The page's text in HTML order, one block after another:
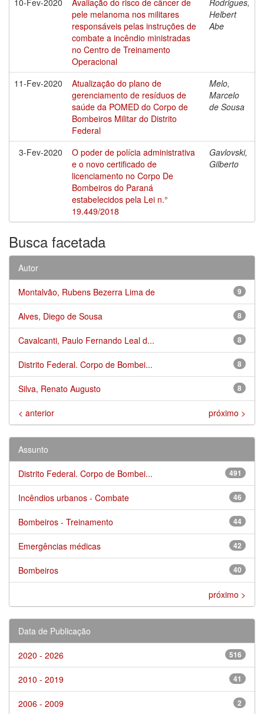
pele melanoma nos militares
responsáveis pelas instruções de
combate a incêndio ministradas
no Centro de Treinamento
Operacional
Helbert
Abe
11-Fev-2020
Atualização do plano de
gerenciamento de resíduos de
saúde da POMED do Corpo de
Bombeiros Militar do Distrito
Federal
Melo,
Marcelo
de Sousa
3-Fev-2020
O poder de polícia administrativa
e o novo certificado de
licenciamento no Corpo De
Bombeiros do Paraná
estabelecidos pela Lei n.°
19.449/2018
Gavlovski,
Gilberto
Busca facetada
Autor
9
Montalvão, Rubens Bezerra Lima de
8
Alves, Diego de Sousa
8
Cavalcanti, Paulo Fernando Leal d...
8
Distrito Federal. Corpo de Bombei...
8
Silva, Renato Augusto
< anterior próximo >
Assunto
491
Distrito Federal. Corpo de Bombei...
46
Incêndios urbanos - Combate
44
Bombeiros - Treinamento
42
Emergências médicas
40
Bombeiros
próximo >
Data de Publicação
516
2020 - 2026
41
2010 - 2019
2
2006 - 2009